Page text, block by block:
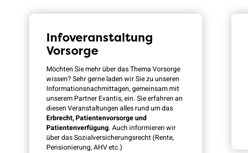
Infoveranstaltung
Vorsorge
Möchten Sie mehr über das Thema Vorsorge
wissen? Sehr gerne laden wir Sie zu unseren
Informationsnachmittagen, gemeinsam mit
unserem Partner Evantis, ein. Sie erfahren an
diesen Veranstaltungen alles rund um das
Erbrecht, Patientenvorsorge und
Patientenverfügung. Auch informieren wir
über das Sozialversicherungsrecht (Rente,
Pensionierung, AHV etc.)